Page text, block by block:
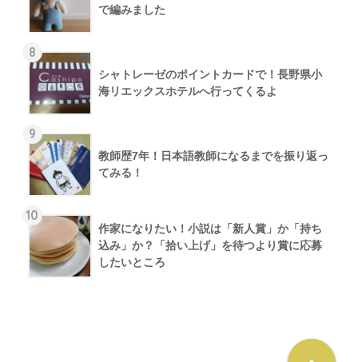
で編みました
8
シャトレーゼのポイントカードで！長野県小
海リエックスホテルへ行ってくるよ
9
教師歴7年！日本語教師になるまでを振り返っ
てみる！
10
作家になりたい！小説は「新人賞」か「持ち
込み」か？「拾い上げ」を待つより賞に応募
したいところ